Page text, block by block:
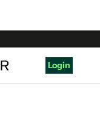
Login